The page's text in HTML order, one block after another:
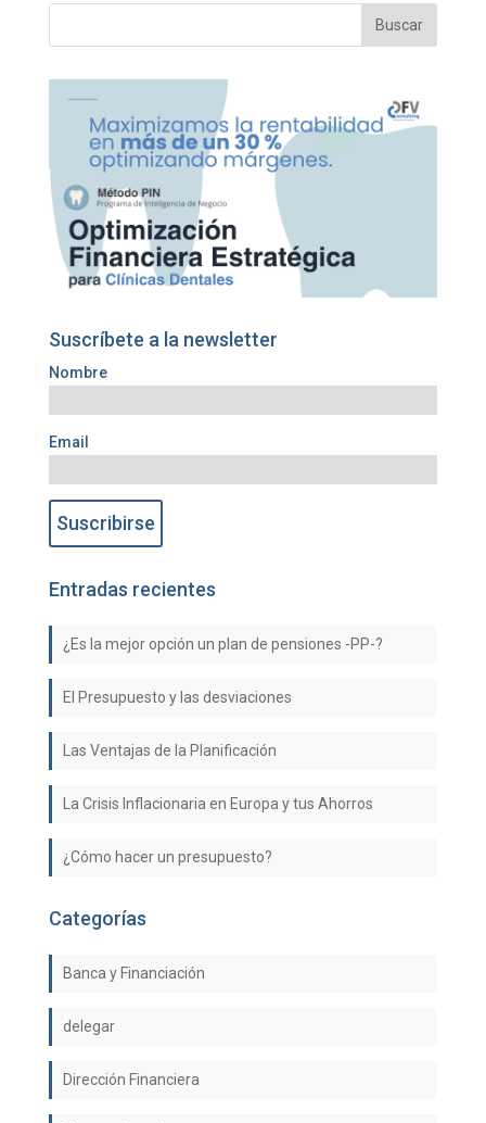
Suscríbete a la newsletter
Nombre
Email
Entradas recientes
¿Es la mejor opción un plan de pensiones -PP-?
El Presupuesto y las desviaciones
Las Ventajas de la Planificación
La Crisis Inflacionaria en Europa y tus Ahorros
¿Cómo hacer un presupuesto?
Categorías
Banca y Financiación
delegar
Dirección Financiera